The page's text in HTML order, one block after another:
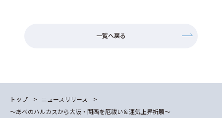
一覧へ戻る
トップ
ニュースリリース
～あべのハルカスから大阪・関西を厄祓い＆運気上昇祈願～